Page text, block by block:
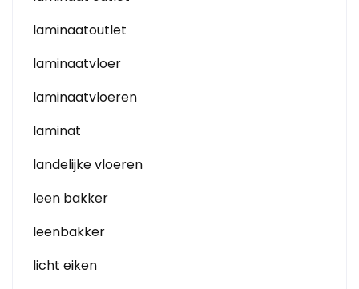
laminaatoutlet
laminaatvloer
laminaatvloeren
laminat
landelijke vloeren
leen bakker
leenbakker
licht eiken